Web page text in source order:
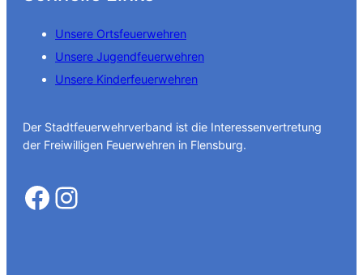
Unsere Ortsfeuerwehren
Unsere Jugendfeuerwehren
Unsere Kinderfeuerwehren
Der Stadtfeuerwehrverband ist die Interessenvertretung
der Freiwilligen Feuerwehren in Flensburg.
Facebook Instagram